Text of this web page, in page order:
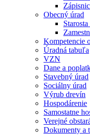
Obecný úrad
Kompetencie
Úradná tabuľa
VZN
Dane a
Stavebný úrad
Sociálny úrad
Výrub drevín
Hospodárenie
Samostatne
Verejné
Dokumenty a